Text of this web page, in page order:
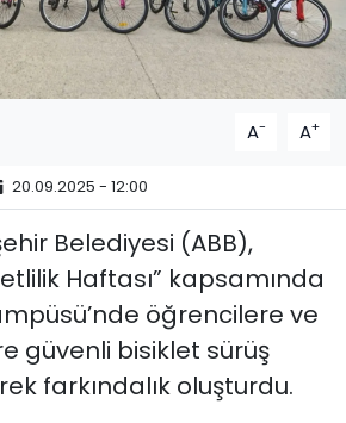
A- A+
20.09.2025 - 12:00
Belediyesi (ABB),
Haftası” kapsamında
öğrencilere ve
güvenli bisiklet sürüş
farkındalık oluşturdu.